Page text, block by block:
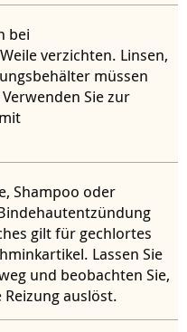
bei
verzichten. Linsen,
müssen
Sie zur
Shampoo oder
gilt für gechlortes
Lassen Sie
und beobachten Sie,
auslöst.